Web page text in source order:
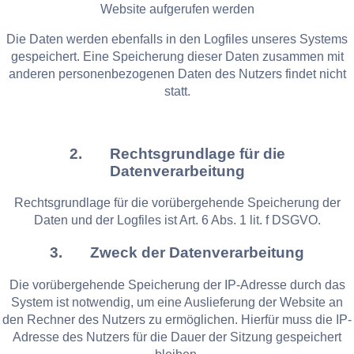
Website aufgerufen werden
Die Daten werden ebenfalls in den Logfiles unseres Systems
gespeichert. Eine Speicherung dieser Daten zusammen mit
anderen personenbezogenen Daten des Nutzers findet nicht
statt.
2. Rechtsgrundlage für die
Datenverarbeitung
Rechtsgrundlage für die vorübergehende Speicherung der
Daten und der Logfiles ist Art. 6 Abs. 1 lit. f DSGVO.
3. Zweck der Datenverarbeitung
Die vorübergehende Speicherung der IP-Adresse durch das
System ist notwendig, um eine Auslieferung der Website an
den Rechner des Nutzers zu ermöglichen. Hierfür muss die IP-
Adresse des Nutzers für die Dauer der Sitzung gespeichert